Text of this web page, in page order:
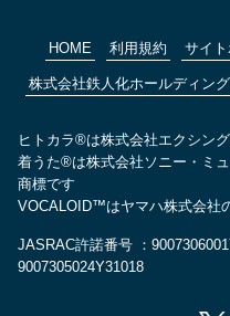
HOME 利用規約 サイ
株式会社鉄人化ホールディン
ヒトカラ®は株式会社エクシン
着うた®は株式会社ソニー・ミ
商標です
VOCALOID™はヤマハ株式会社
JASRAC許諾番号 ：
9007305024Y31018